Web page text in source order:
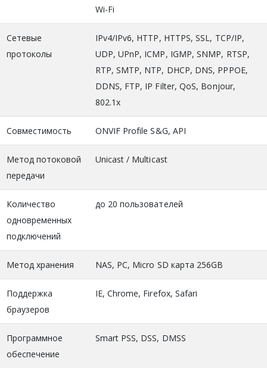
Wi-Fi
Сетевые
протоколы
IPv4/IPv6, HTTP, HTTPS, SSL, TCP/IP,
UDP, UPnP, ICMP, IGMP, SNMP, RTSP,
RTP, SMTP, NTP, DHCP, DNS, PPPOE,
DDNS, FTP, IP Filter, QoS, Bonjour,
802.1x
Совместимость ONVIF Profile S&G, API
Метод потоковой
передачи
Unicast / Multicast
Количество
одновременных
подключений
до 20 пользователей
Метод хранения NAS, PC, Micro SD карта 256GB
Поддержка
браузеров
IE, Chrome, Firefox, Safari
Программное
обеспечение
Smart PSS, DSS, DMSS